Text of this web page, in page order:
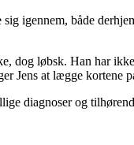
igennem, både
løbsk. Han har
at lægge kortene
diagnoser og